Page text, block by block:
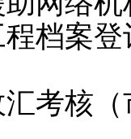
档案登
考核（